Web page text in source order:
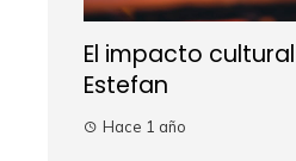
El impacto
Estefan
Hace 1 año